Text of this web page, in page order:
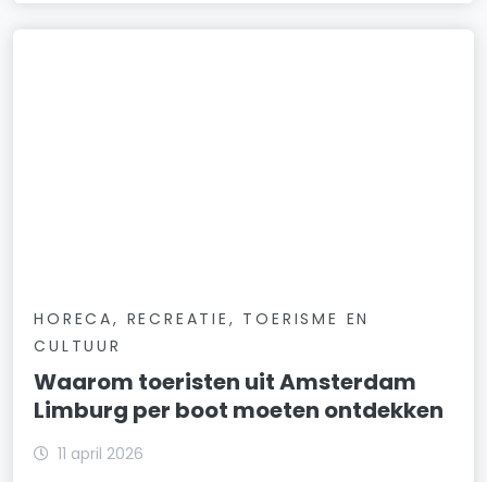
HORECA, RECREATIE, TOERISME EN
CULTUUR
Waarom toeristen uit Amsterdam
Limburg per boot moeten ontdekken
11 april 2026